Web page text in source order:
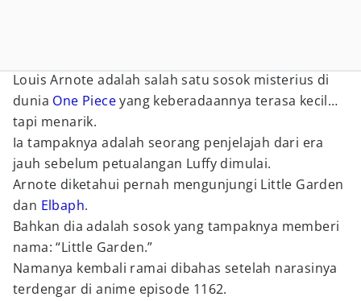
Louis Arnote adalah salah satu sosok misterius di
dunia One Pieceyang keberadaannya terasa kecil…
tapi menarik.
Ia tampaknya adalah seorang penjelajah dari era
jauh sebelum petualangan Luffy dimulai.
Arnote diketahui pernah mengunjungi Little Garden
dan Elbaph.
Bahkan dia adalah sosok yang tampaknya memberi
nama: “Little Garden.”
Namanya kembali ramai dibahas setelah narasinya
terdengar di anime episode 1162.